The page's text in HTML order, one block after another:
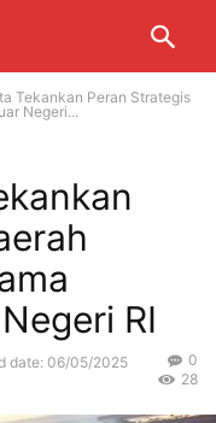
Tekankan Peran Strategis
Negeri...
RI
date: 06/05/2025
0
28